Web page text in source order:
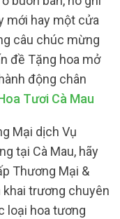
mới hay một cửa
câu chúc mừng
đề Tặng hoa mở
động chân
Tươi Cà Mau
Mại dịch Vụ
tại Cà Mau, hãy
Thương Mại &
khai trương chuyên
loại hoa tương